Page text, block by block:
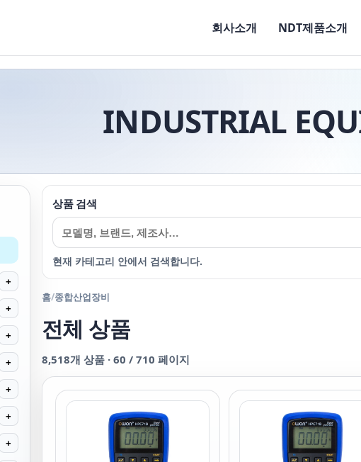
회사소개 NDT제품소개
INDUSTRIAL
+
+
+
+
+
+
+
상품 검색
현재 카테고리 안에서 검색합니다.
홈/종합산업장비
전체 상품
8,518개 상품 · 60 / 710 페이지